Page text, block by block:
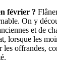
février ?
On y
et de
lorsque les
les offrandes,